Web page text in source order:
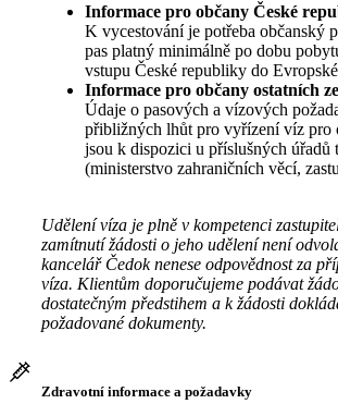
Informace pro občany České
K vycestování je potřeba občanský
pas platný minimálně po dobu
vstupu České republiky do
Informace pro občany ostatních
Údaje o pasových a vízových
přibližných lhůt pro vyřízení víz pro
jsou k dispozici u příslušných úřadů
(ministerstvo zahraničních věcí,
Udělení víza je plně v kompetenci
zamítnutí žádosti o jeho udělení není
kancelář Čedok nenese odpovědnost za
víza. Klientům doporučujeme podávat
dostatečným předstihem a k žádosti
požadované dokumenty.
Zdravotní informace a požadavky